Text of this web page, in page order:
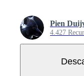
Pien
4.427